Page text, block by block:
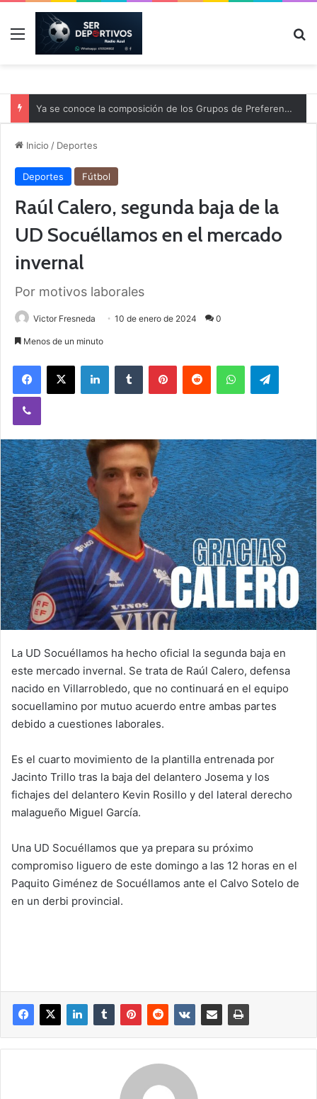
Menú
Ya se conoce la composición de los Grupos de Preferente y el calendario
Inicio / Deportes
Deportes Fútbol
Raúl Calero, segunda baja de la
UD Socuéllamos en el mercado
invernal
Por motivos laborales
Victor Fresneda 10 de enero de 2024 0
Menos de un minuto
La UD Socuéllamos ha hecho oficial la segunda baja en
este mercado invernal. Se trata de Raúl Calero, defensa
nacido en Villarrobledo, que no continuará en el equipo
socuellamino por mutuo acuerdo entre ambas partes
debido a cuestiones laborales.
Es el cuarto movimiento de la plantilla entrenada por
Jacinto Trillo tras la baja del delantero Josema y los
fichajes del delantero Kevin Rosillo y del lateral derecho
malagueño Miguel García.
Una UD Socuéllamos que ya prepara su próximo
compromiso liguero de este domingo a las 12 horas en el
Paquito Giménez de Socuéllamos ante el Calvo Sotelo de
en un derbi provincial.